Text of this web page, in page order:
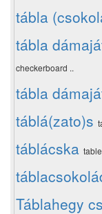
tábla
tábla
checkerboard ..
tábla
táblá(zato)s
táblácska
Táblahegy